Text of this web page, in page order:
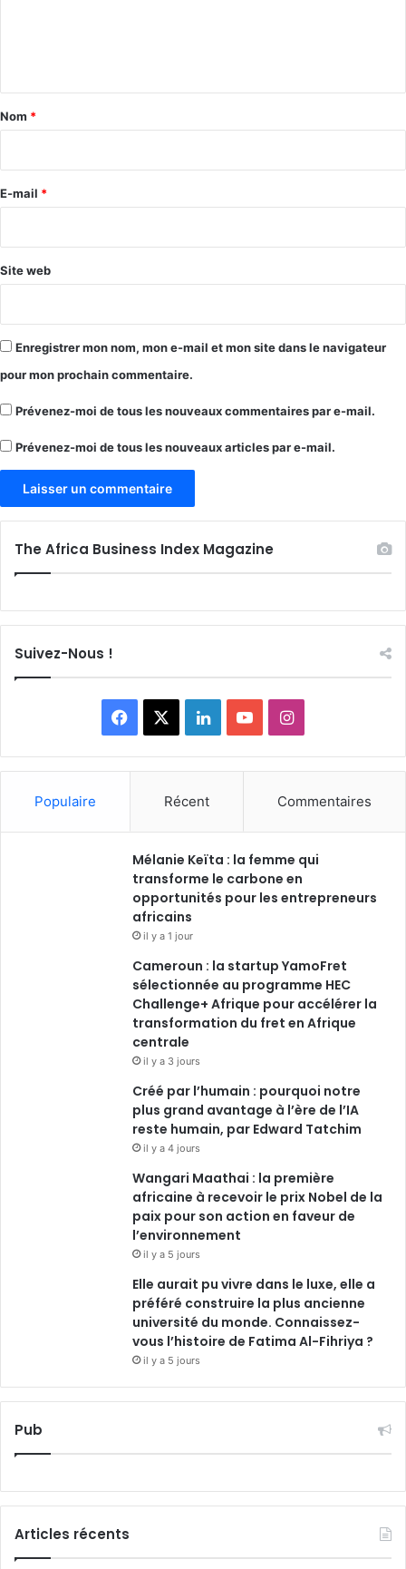
a
e
Nom *
E-mail *
Site web
Enregistrer mon nom, mon e-mail et mon site dans le navigateur
pour mon prochain commentaire.
Prévenez-moi de tous les nouveaux commentaires par e-mail.
Prévenez-moi de tous les nouveaux articles par e-mail.
The Africa Business Index Magazine
Suivez-Nous !
Facebook LinkedinYouTubeInstagram
Populaire Récent Commentaires
Mélanie Keïta : la femme qui
transforme le carbone en
opportunités pour les entrepreneurs
africains
il y a 1 jour
Cameroun : la startup YamoFret
sélectionnée au programme HEC
Challenge+ Afrique pour accélérer la
transformation du fret en Afrique
centrale
il y a 3 jours
Créé par l’humain : pourquoi notre
plus grand avantage à l’ère de l’IA
reste humain, par Edward Tatchim
il y a 4 jours
Wangari Maathai : la première
africaine à recevoir le prix Nobel de la
paix pour son action en faveur de
l’environnement
il y a 5 jours
Elle aurait pu vivre dans le luxe, elle a
préféré construire la plus ancienne
université du monde. Connaissez-
vous l’histoire de Fatima Al-Fihriya ?
il y a 5 jours
Pub
Articles récents